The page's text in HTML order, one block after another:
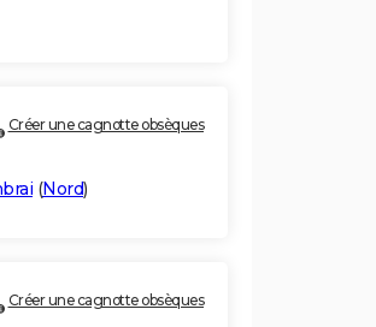
Créer une cagnotte obsèques
(Nord)
Créer une cagnotte obsèques